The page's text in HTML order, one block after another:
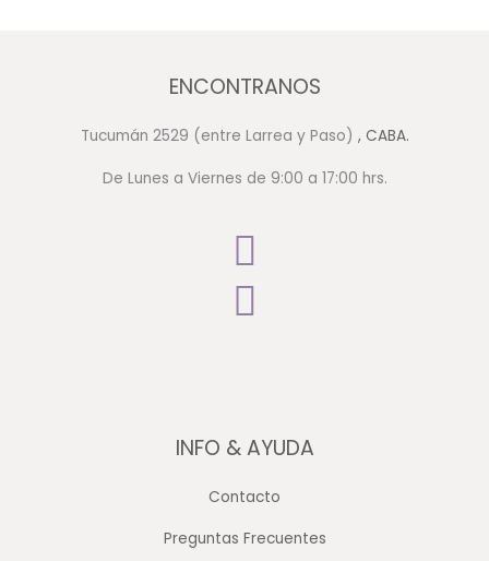
ENCONTRANOS
Tucumán 2529 (entre Larrea y Paso) , CABA.
De Lunes a Viernes de 9:00 a 17:00 hrs.
INFO & AYUDA
Contacto
Preguntas Frecuentes